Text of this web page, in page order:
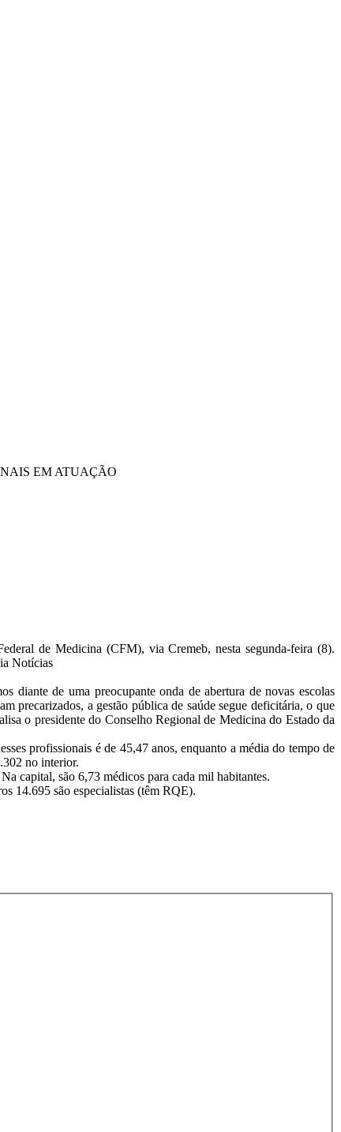
EM ATUAÇÃO
de Medicina (CFM), via Cremeb, nesta segunda-feira (8).
Notícias
diante de uma preocupante onda de abertura de novas escolas
precarizados, a gestão pública de saúde segue deficitária, o que
o presidente do Conselho Regional de Medicina do Estado da
profissionais é de 45,47 anos, enquanto a média do tempo de
no interior.
capital, são 6,73 médicos para cada mil habitantes.
14.695 são especialistas (têm RQE).